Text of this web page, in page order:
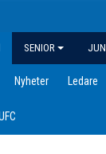
SENIOR
Nyheter Ledare